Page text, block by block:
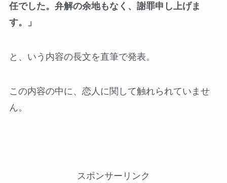
任でした。弁解の余地もなく、謝罪申し上げま
す。」
と、いう内容の長文を直筆で発表。
この内容の中に、恋人に関して触れられていませ
ん。
スポンサーリンク